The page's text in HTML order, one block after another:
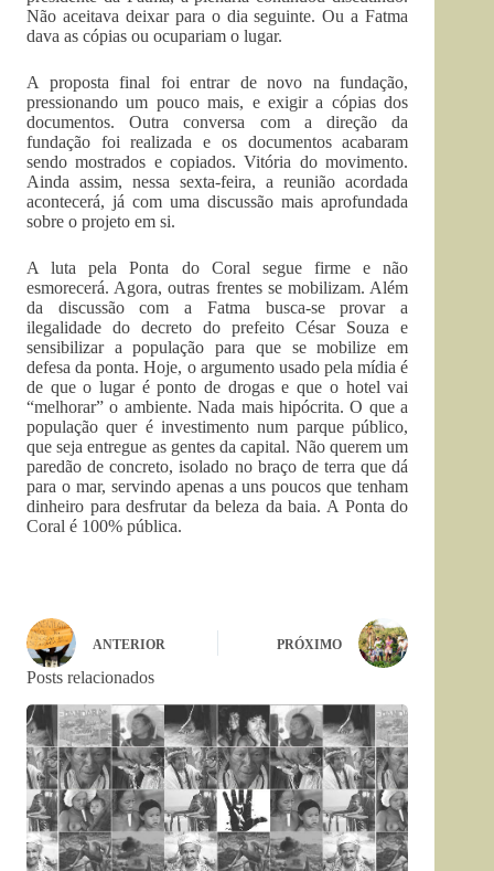
Não aceitava deixar para o dia seguinte. Ou a Fatma
dava as cópias ou ocupariam o lugar.
A proposta final foi entrar de novo na fundação,
pressionando um pouco mais, e exigir a cópias dos
documentos. Outra conversa com a direção da
fundação foi realizada e os documentos acabaram
sendo mostrados e copiados. Vitória do movimento.
Ainda assim, nessa sexta-feira, a reunião acordada
acontecerá, já com uma discussão mais aprofundada
sobre o projeto em si.
A luta pela Ponta do Coral segue firme e não
esmorecerá. Agora, outras frentes se mobilizam. Além
da discussão com a Fatma busca-se provar a
ilegalidade do decreto do prefeito César Souza e
sensibilizar a população para que se mobilize em
defesa da ponta. Hoje, o argumento usado pela mídia é
de que o lugar é ponto de drogas e que o hotel vai
“melhorar” o ambiente. Nada mais hipócrita. O que a
população quer é investimento num parque público,
que seja entregue as gentes da capital. Não querem um
paredão de concreto, isolado no braço de terra que dá
para o mar, servindo apenas a uns poucos que tenham
dinheiro para desfrutar da beleza da baia. A Ponta do
Coral é 100% pública.
ANTERIOR PRÓXIMO
Posts relacionados